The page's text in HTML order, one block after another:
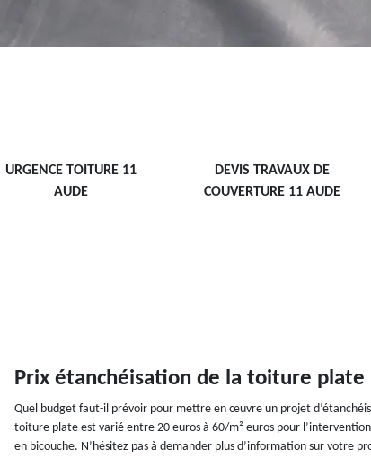
URGENCE TOITURE 11
AUDE
DEVIS TRAVAUX DE
COUVERTURE 11 AUDE
Prix étanchéisation de la toiture plate
Quel budget faut-il prévoir pour mettre en œuvre un projet
toiture plate est varié entre 20 euros à 60/m² euros pour
en bicouche. N’hésitez pas à demander plus d’information sur votre